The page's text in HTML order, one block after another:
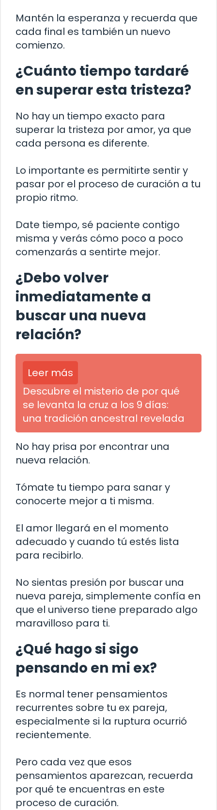
Mantén la esperanza y recuerda que
cada final es también un nuevo
comienzo.
¿Cuánto tiempo tardaré
en superar esta tristeza?
No hay un tiempo exacto para
superar la tristeza por amor, ya que
cada persona es diferente.
Lo importante es permitirte sentir y
pasar por el proceso de curación a tu
propio ritmo.
Date tiempo, sé paciente contigo
misma y verás cómo poco a poco
comenzarás a sentirte mejor.
¿Debo volver
inmediatamente a
buscar una nueva
relación?
Leer más
Descubre el misterio de por qué
se levanta la cruz a los 9 días:
una tradición ancestral revelada
No hay prisa por encontrar una
nueva relación.
Tómate tu tiempo para sanar y
conocerte mejor a ti misma.
El amor llegará en el momento
adecuado y cuando tú estés lista
para recibirlo.
No sientas presión por buscar una
nueva pareja, simplemente confía en
que el universo tiene preparado algo
maravilloso para ti.
¿Qué hago si sigo
pensando en mi ex?
Es normal tener pensamientos
recurrentes sobre tu ex pareja,
especialmente si la ruptura ocurrió
recientemente.
Pero cada vez que esos
pensamientos aparezcan, recuerda
por qué te encuentras en este
proceso de curación.